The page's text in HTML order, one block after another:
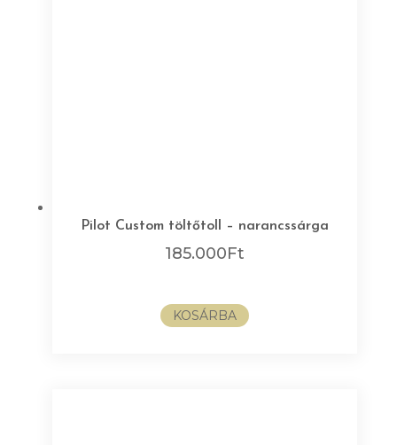
Pilot Custom töltőtoll – narancssárga
185.000Ft
KOSÁRBA